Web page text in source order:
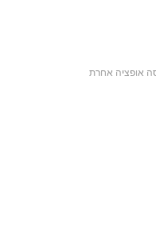
אופציה אחרת